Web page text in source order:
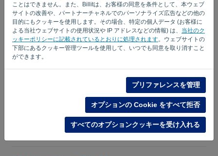
ことはできません。また、Billitは、お客様の同意を条件として、本ウェブ
サイトの改善や、パートナーチャネルでのパーソナライズ広告などの他の
目的にもクッキーを使用します。その場合、特定の個人データ (お客様に
よる当社ウェブサイトの使用状況や IP アドレスなどの情報) は、 当社のク
ッキーポリシーに記載されているとおりに処理されます。ウェブサイトの
下部にあるクッキー管理ツールを使用して、いつでも同意を取り消すこと
ができます。
プリファレンスを管理
オプションの Cookie をすべて拒否
すべてのオプションクッキーを受け入れる
[パスワード]
私を覚えている